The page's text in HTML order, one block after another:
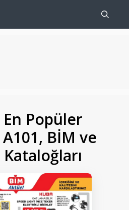
Popüler
BİM ve